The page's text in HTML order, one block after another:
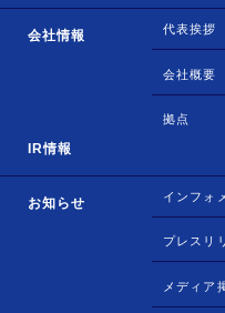
会社情報 代表挨拶
会社概要
拠点
IR情報
お知らせ インフォ
プレスリ
メディア